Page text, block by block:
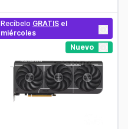
Recíbelo GRATIS el
miércoles
Nuevo